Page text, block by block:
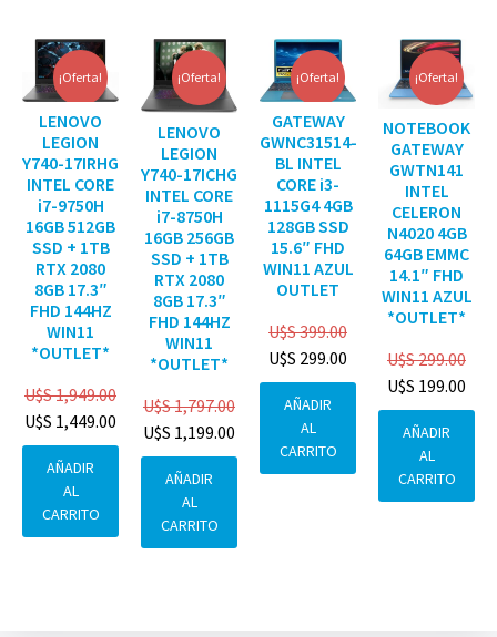
¡Oferta!
LENOVO
LEGION
Y740-17IRHG
INTEL CORE
i7-9750H
16GB 512GB
SSD + 1TB
RTX 2080
8GB 17.3″
FHD 144HZ
WIN11
*OUTLET*
U$S1,949.00
U$S 1,449.00
AÑADIR
AL
CARRITO
¡Oferta!
LENOVO
LEGION
Y740-17ICHG
INTEL CORE
i7-8750H
16GB 256GB
SSD + 1TB
RTX 2080
8GB 17.3″
FHD 144HZ
WIN11
*OUTLET*
U$S1,797.00
U$S 1,199.00
AÑADIR
AL
CARRITO
¡Oferta!
GATEWAY
GWNC31514-
BL INTEL
CORE i3-
1115G4 4GB
128GB SSD
15.6″ FHD
WIN11 AZUL
OUTLET
U$S399.00
U$S 299.00
AÑADIR
AL
CARRITO
¡Oferta!
NOTEBOOK
GATEWAY
GWTN141
INTEL
CELERON
N4020 4GB
64GB EMMC
14.1″ FHD
WIN11 AZUL
*OUTLET*
U$S299.00
U$S 199.00
AÑADIR
AL
CARRITO